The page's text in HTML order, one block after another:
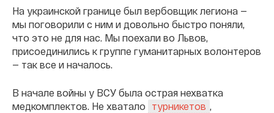
На украинской границе был вербовщик легиона —
мы поговорили с ним и довольно быстро поняли,
что это не для нас. Мы поехали во Львов,
присоединились к группе гуманитарных волонтеров
— так все и началось.
В начале войны у ВСУ была острая нехватка
медкомплектов. Не хватало
турникетов